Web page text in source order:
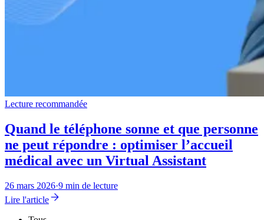
Lecture recommandée
Quand le téléphone sonne et que personne
ne peut répondre : optimiser l’accueil
médical avec un Virtual Assistant
26 mars 2026·9 min de lecture
Lire l'article